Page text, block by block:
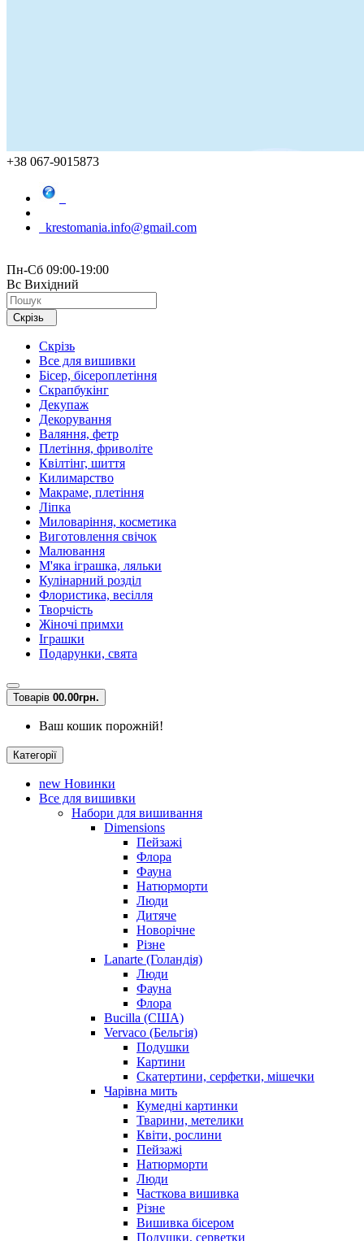
+38 067-9015873
krestomania.info@gmail.com
Пн-Сб 09:00-19:00
Вс Вихідний
Скрізь
Скрізь
Все для вишивки
Бісер, бісероплетіння
Скрапбукінг
Декупаж
Декорування
Валяння, фетр
Плетіння, фриволіте
Квілтінг, шиття
Килимарство
Макраме, плетіння
Ліпка
Миловаріння, косметика
Виготовлення свічок
Малювання
М'яка іграшка, ляльки
Кулінарний розділ
Флористика, весілля
Творчість
Жіночі примхи
Іграшки
Подарунки, свята
Товарів 00.00грн.
Ваш кошик порожній!
Категорії
new Новинки
Все для вишивки
Набори для вишивання
Dimensions
Пейзажі
Флора
Фауна
Натюрморти
Люди
Дитяче
Новорічне
Різне
Lanarte (Голандія)
Люди
Фауна
Флора
Bucilla (США)
Vervaco (Бельгія)
Подушки
Картини
Скатертини, серфетки, мішечки
Чарiвна мить
Кумедні картинки
Тварини, метелики
Квіти, рослини
Пейзажі
Натюрморти
Люди
Часткова вишивка
Різне
Вишивка бісером
Подушки, серветки